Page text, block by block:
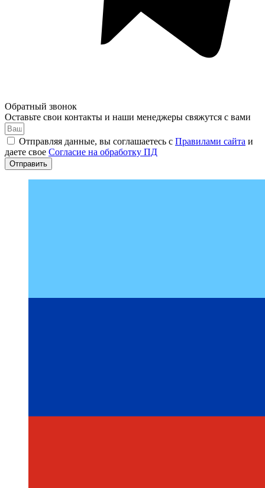
Обратный звонок
Оставьте свои контакты и наши менеджеры свяжутся с вами
Отправляя данные, вы соглашаетесь с Правилами сайта и
даете свое Согласие на обработку ПД
Отправить